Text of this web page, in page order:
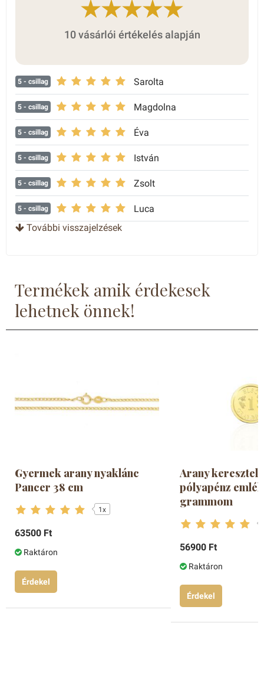
10 vásárlói értékelés alapján
5 - csillag Sarolta
5 - csillag Magdolna
5 - csillag Éva
5 - csillag István
5 - csillag Zsolt
5 - csillag Luca
5 - csillag
5 - csillag
5- csillag Zoltánné
További visszajelzések
Termékek amik érdekesek
lehetnek önnek!
Gyermek arany nyaklánc
Pancer 38 cm
1x
63500 Ft
Raktáron
Érdekel
Arany
pólyapénz
grammom
56900 Ft
Raktáron
Érdekel